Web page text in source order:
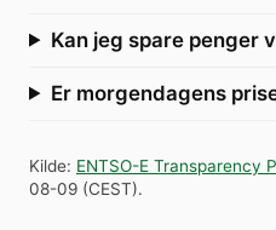
Kan jeg spare penger
Er morgendagens
Kilde: ENTSO-E Transparency
08-09 (CEST).